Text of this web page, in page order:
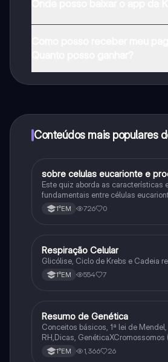
Conteúdos mais populares
Biologia
sobre celulas eucarionte e
Este quiz aborda as características
fundamentais entre células
procariontes.
1°EM 726 0
Biologia
Respiração Celular
Glicólise, Ciclo de Krebs e Cadeia
1°EM 554 7
Biologia
Resumo de Genética
Conceitos básicos, 1ª lei de
RH,Dicas, GenéticaXCromossomos
Variações Genéticas).
1°EM 1,366 26